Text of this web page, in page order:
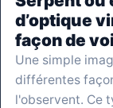
d’optique
façon de
Une simple
différentes
l'observent. Ce